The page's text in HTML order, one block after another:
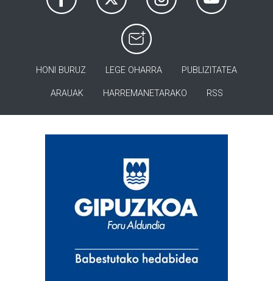
HONI BURUZ LEGE OHARRA PUBLIZITATEA
ARAUAK HARREMANETARAKO RSS